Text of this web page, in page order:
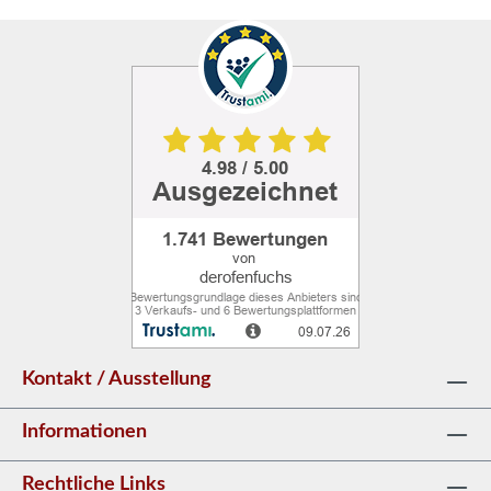
Materialeigenschaften Langlebig &
umweltfreundlich – Cortenstahl ist nachhaltig
WitterungseinflüsseTechnische Details:Maße:
Höhe 30 cm, Breite 100 cm, Tiefe 100
cmFeuerstelle: Höhe 16,9 cm, Breite 75 cm,
Tiefe 75 cmMaterial: Cortenstahl & lackierter
Stahl (Gehäuse & Abdeckung: 1,5 mm; Einsatz:
3 mm)Farbe: Schwarz & Rost-Optik
(entwickelt sich mit der Zeit)Gewicht: ca. 66
kgLieferumfang: Gehäuse aus Cortenstahl
Feuerstelle (massiver Stahleinsatz) Abdeckung
mit GriffMit diesem modernen Gartenkamin
und genießen gemütliche Stunden am Feuer.
Außenbereich. Das markante Cortenstahl-
Gehäuse entwickelt mit der Zeit eine
charakteristische, rötlich-orange Rostpatina,
auch als natürliche Schutzschicht dient.
Dadurch ist der Kamin extrem
witterungsbeständig und wartungsfrei.Der
Langlebigkeit und Sicherheit bei hohen
Temperaturen. Eine praktische Abdeckung mit
Griff verhindert das unkontrollierte
Ausbreiten von Asche und Rauch nach dem
Gebrauch. Dank der integrierten
Wasserablauflöcher bleibt der Kamin
wetterfest und pflegeleicht.Vorteile auf einen
Blick: Exklusiver Corten-Look – Entwickelt
eine einzigartige, natürliche Rostpatina
Hochwertige Verarbeitung – Robuster
Kontakt / Ausstellung
Informationen
Rechtliche Links